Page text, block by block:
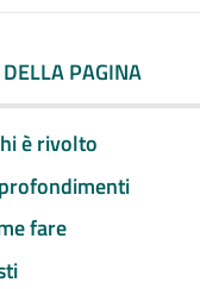
PAGINA
è rivolto
fare